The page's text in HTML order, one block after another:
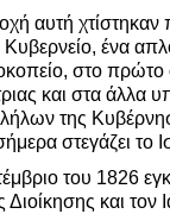
αυτή χτίστηκαν
ένα
στο πρώτο
και στα άλλα
της
στεγάζει το
του 1826
Διοίκησης και